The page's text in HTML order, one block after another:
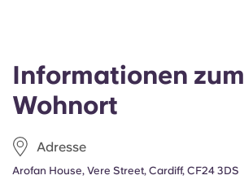
Informationen zum
Wohnort
Adresse
Arofan House, Vere Street, Cardiff, CF24 3DS